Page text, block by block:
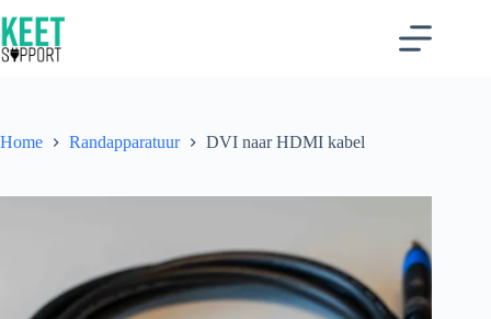
naar
de
inhoud
Home Randapparatuur DVI naar HDMI kabel